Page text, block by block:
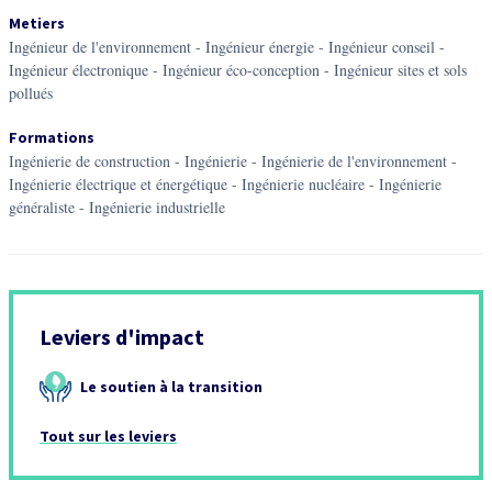
Metiers
Ingénieur de l'environnement - Ingénieur énergie - Ingénieur conseil -
Ingénieur électronique - Ingénieur éco-conception - Ingénieur sites et sols
pollués
Formations
Ingénierie de construction - Ingénierie - Ingénierie de l'environnement -
Ingénierie électrique et énergétique - Ingénierie nucléaire - Ingénierie
généraliste - Ingénierie industrielle
Leviers d'impact
Le soutien à la transition
Tout sur les leviers